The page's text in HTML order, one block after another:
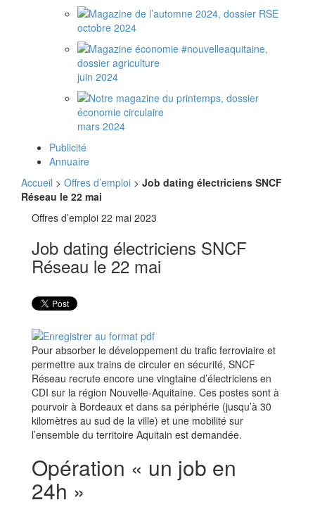
octobre 2024
juin 2024
mars 2024
Publicité
Annuaire
Accueil > Offres d’emploi > Job dating électriciens SNCF
Réseau le 22 mai
Offres d’emploi 22 mai 2023
Job dating électriciens SNCF
Réseau le 22 mai
Pour absorber le développement du trafic ferroviaire et
permettre aux trains de circuler en sécurité, SNCF
Réseau recrute encore une vingtaine d’électriciens en
CDI sur la région Nouvelle-Aquitaine. Ces postes sont à
pourvoir à Bordeaux et dans sa périphérie (jusqu’à 30
kilomètres au sud de la ville) et une mobilité sur
l’ensemble du territoire Aquitain est demandée.
Opération « un job en
24h »